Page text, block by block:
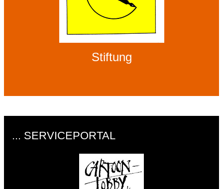
Stiftung
... SERVICEPORTAL